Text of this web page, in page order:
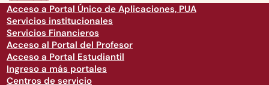
Acceso a Portal Único de Aplicaciones, PUA
Servicios institucionales
Servicios Financieros
Acceso al Portal del Profesor
Acceso a Portal Estudiantil
Ingreso a más portales
Centros de servicio